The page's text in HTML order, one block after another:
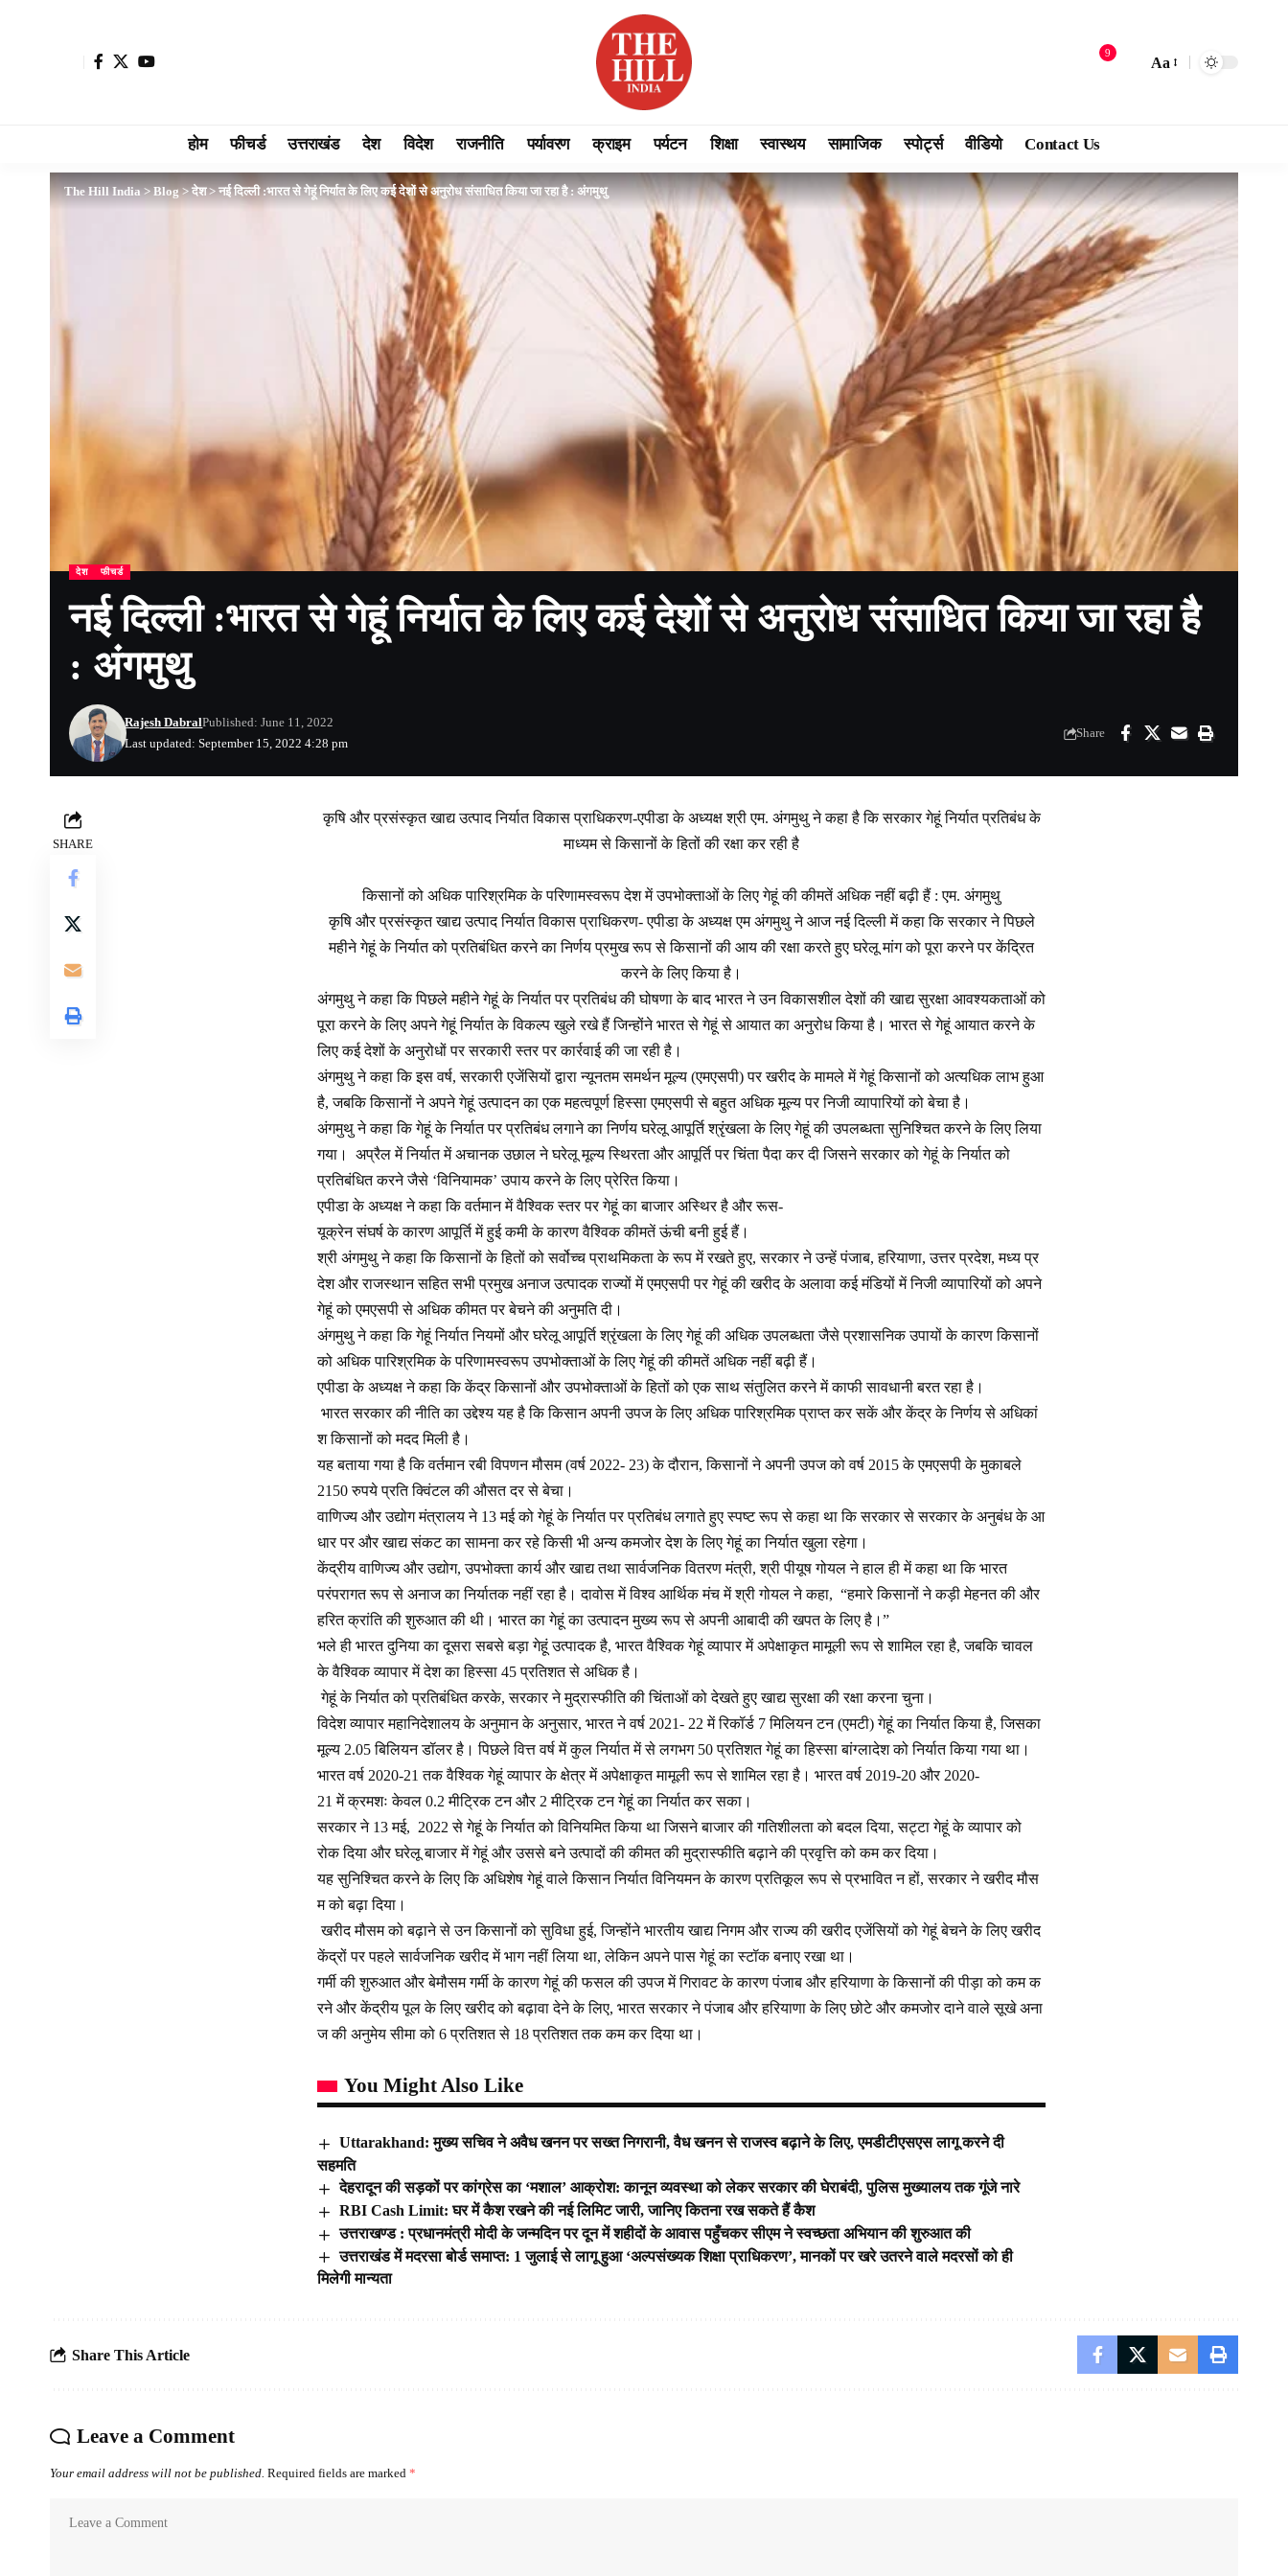
9
Aa
होम फीचर्ड उत्तराखंड देश विदेश राजनीति पर्यावरण क्राइम पर्यटन शिक्षा स्वास्थय सामाजिक स्पोर्ट्स वीडियो Contact Us
The Hill India>Blog>देश>नई दिल्ली :भारत से गेहूं निर्यात के लिए कई देशों से अनुरोध संसाधित किया जा रहा है : अंगमुथु
देश फीचर्ड
नई दिल्ली :भारत से गेहूं निर्यात के लिए कई देशों से अनुरोध संसाधित किया जा रहा है
: अंगमुथु
Last updated: September 15, 2022 4:28 pm
Rajesh DabralPublished: June 11, 2022
Share
SHARE
कृषि और प्रसंस्कृत खाद्य उत्पाद निर्यात विकास प्राधिकरण-एपीडा के अध्यक्ष श्री एम. अंगमुथु ने कहा है कि सरकार गेहूं निर्यात प्रतिबंध के
माध्यम से किसानों के हितों की रक्षा कर रही है
किसानों को अधिक पारिश्रमिक के परिणामस्वरूप देश में उपभोक्ताओं के लिए गेहूं की कीमतें अधिक नहीं बढ़ी हैं : एम. अंगमुथु
कृषि और प्रसंस्कृत खाद्य उत्पाद निर्यात विकास प्राधिकरण- एपीडा के अध्यक्ष एम अंगमुथु ने आज नई दिल्ली में कहा कि सरकार ने पिछले
महीने गेहूं के निर्यात को प्रतिबंधित करने का निर्णय प्रमुख रूप से किसानों की आय की रक्षा करते हुए घरेलू मांग को पूरा करने पर केंद्रित
करने के लिए किया है।
अंगमुथु ने कहा कि पिछले महीने गेहूं के निर्यात पर प्रतिबंध की घोषणा के बाद भारत ने उन विकासशील देशों की खाद्य सुरक्षा आवश्यकताओं को
पूरा करने के लिए अपने गेहूं निर्यात के विकल्प खुले रखे हैं जिन्होंने भारत से गेहूं से आयात का अनुरोध किया है। भारत से गेहूं आयात करने के
लिए कई देशों के अनुरोधों पर सरकारी स्तर पर कार्रवाई की जा रही है।
अंगमुथु ने कहा कि इस वर्ष, सरकारी एजेंसियों द्वारा न्यूनतम समर्थन मूल्य (एमएसपी) पर खरीद के मामले में गेहूं किसानों को अत्यधिक लाभ हुआ
है, जबकि किसानों ने अपने गेहूं उत्पादन का एक महत्वपूर्ण हिस्सा एमएसपी से बहुत अधिक मूल्य पर निजी व्यापारियों को बेचा है।
अंगमुथु ने कहा कि गेहूं के निर्यात पर प्रतिबंध लगाने का निर्णय घरेलू आपूर्ति श्रृंखला के लिए गेहूं की उपलब्धता सुनिश्चित करने के लिए लिया
गया। अप्रैल में निर्यात में अचानक उछाल ने घरेलू मूल्य स्थिरता और आपूर्ति पर चिंता पैदा कर दी जिसने सरकार को गेहूं के निर्यात को
प्रतिबंधित करने जैसे ‘विनियामक’ उपाय करने के लिए प्रेरित किया।
एपीडा के अध्यक्ष ने कहा कि वर्तमान में वैश्विक स्तर पर गेहूं का बाजार अस्थिर है और रूस-
यूक्रेन संघर्ष के कारण आपूर्ति में हुई कमी के कारण वैश्विक कीमतें ऊंची बनी हुई हैं।
श्री अंगमुथु ने कहा कि किसानों के हितों को सर्वोच्च प्राथमिकता के रूप में रखते हुए, सरकार ने उन्हें पंजाब, हरियाणा, उत्तर प्रदेश, मध्य प्र
देश और राजस्थान सहित सभी प्रमुख अनाज उत्पादक राज्यों में एमएसपी पर गेहूं की खरीद के अलावा कई मंडियों में निजी व्यापारियों को अपने
गेहूं को एमएसपी से अधिक कीमत पर बेचने की अनुमति दी।
अंगमुथु ने कहा कि गेहूं निर्यात नियमों और घरेलू आपूर्ति श्रृंखला के लिए गेहूं की अधिक उपलब्धता जैसे प्रशासनिक उपायों के कारण किसानों
को अधिक पारिश्रमिक के परिणामस्वरूप उपभोक्ताओं के लिए गेहूं की कीमतें अधिक नहीं बढ़ी हैं।
एपीडा के अध्यक्ष ने कहा कि केंद्र किसानों और उपभोक्ताओं के हितों को एक साथ संतुलित करने में काफी सावधानी बरत रहा है।
भारत सरकार की नीति का उद्देश्य यह है कि किसान अपनी उपज के लिए अधिक पारिश्रमिक प्राप्त कर सकें और केंद्र के निर्णय से अधिकां
श किसानों को मदद मिली है।
यह बताया गया है कि वर्तमान रबी विपणन मौसम (वर्ष 2022- 23) के दौरान, किसानों ने अपनी उपज को वर्ष 2015 के एमएसपी के मुकाबले
2150 रुपये प्रति क्विंटल की औसत दर से बेचा।
वाणिज्य और उद्योग मंत्रालय ने 13 मई को गेहूं के निर्यात पर प्रतिबंध लगाते हुए स्पष्ट रूप से कहा था कि सरकार से सरकार के अनुबंध के आ
धार पर और खाद्य संकट का सामना कर रहे किसी भी अन्य कमजोर देश के लिए गेहूं का निर्यात खुला रहेगा।
केंद्रीय वाणिज्य और उद्योग, उपभोक्ता कार्य और खाद्य तथा सार्वजनिक वितरण मंत्री, श्री पीयूष गोयल ने हाल ही में कहा था कि भारत
परंपरागत रूप से अनाज का निर्यातक नहीं रहा है। दावोस में विश्व आर्थिक मंच में श्री गोयल ने कहा, “हमारे किसानों ने कड़ी मेहनत की और
हरित क्रांति की शुरुआत की थी। भारत का गेहूं का उत्पादन मुख्य रूप से अपनी आबादी की खपत के लिए है।”
भले ही भारत दुनिया का दूसरा सबसे बड़ा गेहूं उत्पादक है, भारत वैश्विक गेहूं व्यापार में अपेक्षाकृत मामूली रूप से शामिल रहा है, जबकि चावल
के वैश्विक व्यापार में देश का हिस्सा 45 प्रतिशत से अधिक है।
गेहूं के निर्यात को प्रतिबंधित करके, सरकार ने मुद्रास्फीति की चिंताओं को देखते हुए खाद्य सुरक्षा की रक्षा करना चुना।
विदेश व्यापार महानिदेशालय के अनुमान के अनुसार, भारत ने वर्ष 2021- 22 में रिकॉर्ड 7 मिलियन टन (एमटी) गेहूं का निर्यात किया है, जिसका
मूल्य 2.05 बिलियन डॉलर है। पिछले वित्त वर्ष में कुल निर्यात में से लगभग 50 प्रतिशत गेहूं का हिस्सा बांग्लादेश को निर्यात किया गया था।
भारत वर्ष 2020-21 तक वैश्विक गेहूं व्यापार के क्षेत्र में अपेक्षाकृत मामूली रूप से शामिल रहा है। भारत वर्ष 2019-20 और 2020-
21 में क्रमशः केवल 0.2 मीट्रिक टन और 2 मीट्रिक टन गेहूं का निर्यात कर सका।
सरकार ने 13 मई, 2022 से गेहूं के निर्यात को विनियमित किया था जिसने बाजार की गतिशीलता को बदल दिया, सट्टा गेहूं के व्यापार को
रोक दिया और घरेलू बाजार में गेहूं और उससे बने उत्पादों की कीमत की मुद्रास्फीति बढ़ाने की प्रवृत्ति को कम कर दिया।
यह सुनिश्चित करने के लिए कि अधिशेष गेहूं वाले किसान निर्यात विनियमन के कारण प्रतिकूल रूप से प्रभावित न हों, सरकार ने खरीद मौस
म को बढ़ा दिया।
खरीद मौसम को बढ़ाने से उन किसानों को सुविधा हुई, जिन्होंने भारतीय खाद्य निगम और राज्य की खरीद एजेंसियों को गेहूं बेचने के लिए खरीद
केंद्रों पर पहले सार्वजनिक खरीद में भाग नहीं लिया था, लेकिन अपने पास गेहूं का स्टॉक बनाए रखा था।
गर्मी की शुरुआत और बेमौसम गर्मी के कारण गेहूं की फसल की उपज में गिरावट के कारण पंजाब और हरियाणा के किसानों की पीड़ा को कम क
रने और केंद्रीय पूल के लिए खरीद को बढ़ावा देने के लिए, भारत सरकार ने पंजाब और हरियाणा के लिए छोटे और कमजोर दाने वाले सूखे अना
ज की अनुमेय सीमा को 6 प्रतिशत से 18 प्रतिशत तक कम कर दिया था।
You Might Also Like
Uttarakhand: मुख्य सचिव ने अवैध खनन पर सख्त निगरानी, वैध खनन से राजस्व बढ़ाने के लिए, एमडीटीएसएस लागू करने दी
सहमति
देहरादून की सड़कों पर कांग्रेस का ‘मशाल’ आक्रोश: कानून व्यवस्था को लेकर सरकार की घेराबंदी, पुलिस मुख्यालय तक गूंजे नारे
RBI Cash Limit: घर में कैश रखने की नई लिमिट जारी, जानिए कितना रख सकते हैं कैश
उत्तराखण्ड : प्रधानमंत्री मोदी के जन्मदिन पर दून में शहीदों के आवास पहुँचकर सीएम ने स्वच्छता अभियान की शुरुआत की
उत्तराखंड में मदरसा बोर्ड समाप्त: 1 जुलाई से लागू हुआ ‘अल्पसंख्यक शिक्षा प्राधिकरण’, मानकों पर खरे उतरने वाले मदरसों को ही
मिलेगी मान्यता
Share This Article
Leave a Comment
Your email address will not be published. Required fields are marked *